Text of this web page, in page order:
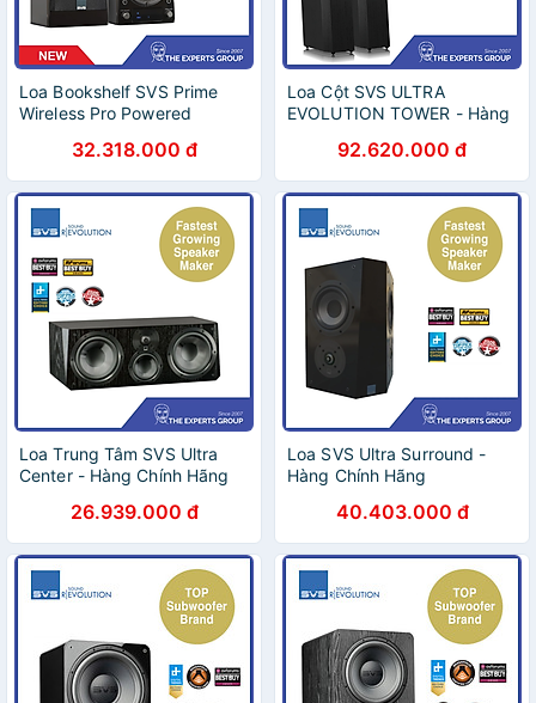
Loa Bookshelf SVS Prime
Wireless Pro Powered
Hàng nhập khẩu
32.318.000 đ
Loa Cột SVS ULTRA
EVOLUTION TOWER - Hàng
92.620.000 đ
Loa Trung Tâm SVS Ultra
Center - Hàng Chính Hãng
26.939.000 đ
Loa SVS Ultra Surround -
Hàng Chính Hãng
40.403.000 đ